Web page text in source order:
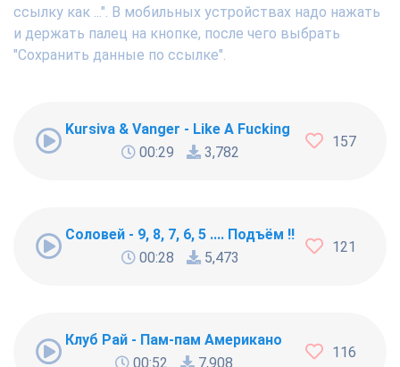
ссылку как ...". В мобильных устройствах надо нажать
и держать палец на кнопке, после чего выбрать
"Сохранить данные по ссылке".
Kursiva & Vanger - Like A Fucking Newbie
00:29
3,782
157
Соловей - 9, 8, 7, 6, 5 .... Подъём !!!
00:28
5,473
121
Клуб Рай - Пам-пам Американо
00:52
7,908
116